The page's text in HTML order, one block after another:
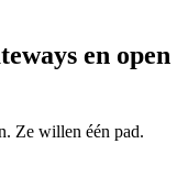
en open
Ze willen één pad.